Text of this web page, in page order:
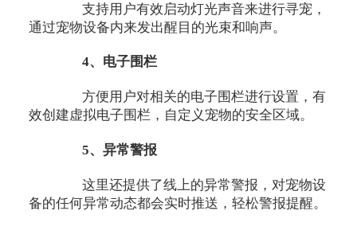
支持用户有效启动灯光声音来进行寻宠，
通过宠物设备内来发出醒目的光束和响声。
4、电子围栏
方便用户对相关的电子围栏进行设置，有
效创建虚拟电子围栏，自定义宠物的安全区域。
5、异常警报
这里还提供了线上的异常警报，对宠物设
备的任何异常动态都会实时推送，轻松警报提醒。